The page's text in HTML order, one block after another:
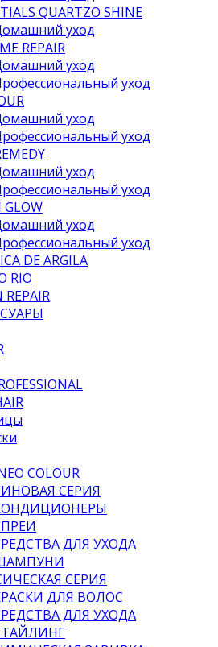
QUARTZO SHINE
уход
REPAIR
уход
уход
уход
уход
уход
уход
GLOW
уход
уход
DE ARGILA
RIO
REPAIR
COLOUR
СЕРИЯ
ДЛЯ УХОДА
СЕРИЯ
ДЛЯ ВОЛОС
ДЛЯ УХОДА